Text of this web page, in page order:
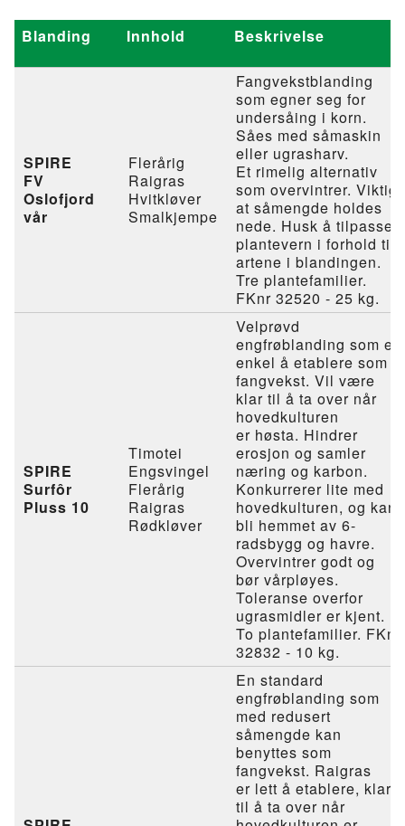
Blanding Innhold Beskrivelse
SPIRE
FV
Oslofjord
vår
Flerårig
Raigras
Hvitkløver
Smalkjempe
Fangvekstblanding
som egner seg for
undersåing i korn.
Såes med såmaskin
eller ugrasharv.
Et rimelig alternativ
som overvintrer. Viktig
at såmengde holdes
nede. Husk å tilpasse
plantevern i forhold til
artene i blandingen.
Tre plantefamilier.
FKnr 32520 - 25 kg.
SPIRE
Surfôr
Pluss 10
Timotei
Engsvingel
Flerårig
Raigras
Rødkløver
Velprøvd
engfrøblanding som er
enkel å etablere som
fangvekst. Vil være
klar til å ta over når
hovedkulturen
er høsta. Hindrer
erosjon og samler
næring og karbon.
Konkurrerer lite med
hovedkulturen, og kan
bli hemmet av 6-
radsbygg og havre.
Overvintrer godt og
bør vårpløyes.
Toleranse overfor
ugrasmidler er kjent.
To plantefamilier. FKnr
32832 - 10 kg.
En standard
engfrøblanding som
med redusert
såmengde kan
benyttes som
fangvekst. Raigras
er lett å etablere, klar
til å ta over når